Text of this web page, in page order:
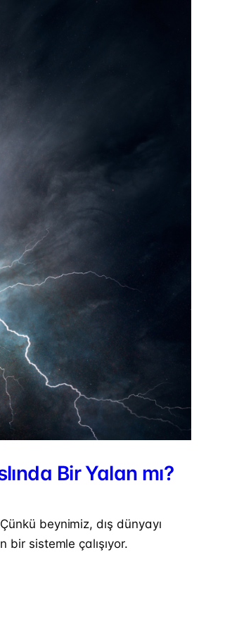
Bir Yalan mı?
beynimiz, dış dünyayı
sistemle çalışıyor.